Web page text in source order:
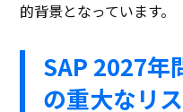
的背景となっています。
SAP 2027年
の重大なリ